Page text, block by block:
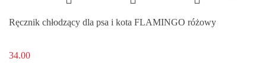
Ręcznik chłodzący dla psa i kota FLAMINGO różowy
34.00